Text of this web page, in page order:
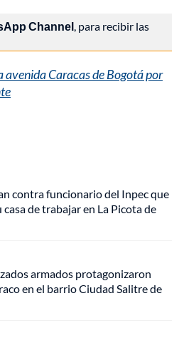
Channel, para recibir las
Caracas de Bogotá por
contra funcionario del Inpec que
casa de trabajar en La Picota de
armados protagonizaron
en el barrio Ciudad Salitre de